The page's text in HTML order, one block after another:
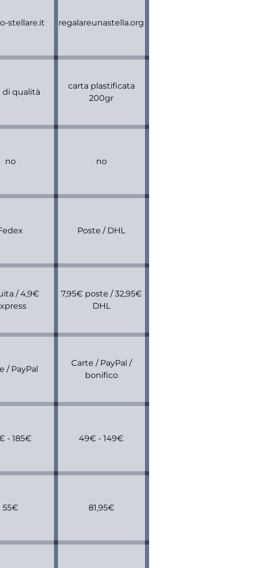
stellare.it
di qualità
no
/ 4,9€
/ PayPal
- 185€
55€
regalareunastella.org
carta plastificata
200gr
no
Poste / DHL
7,95€ poste / 32,95€
DHL
Carte / PayPal /
bonifico
49€ - 149€
81,95€